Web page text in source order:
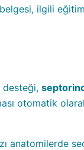
ilgili
desteği,
otomatik
anatomilerde